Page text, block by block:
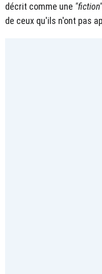
décrit comme une "fiction"
de ceux qu'ils n'ont pas